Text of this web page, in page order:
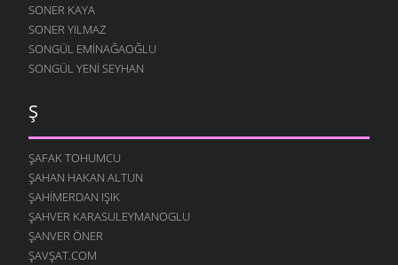
SONER KAYA
SONER YILMAZ
SONGÜL EMINAĞAOĞLU
SONGÜL YENI SEYHAN
Ş
ŞAFAK TOHUMCU
ŞAHAN HAKAN ALTUN
ŞAHIMERDAN IŞIK
ŞAHVER KARASULEYMANOGLU
ŞANVER ÖNER
ŞAVŞAT.COM